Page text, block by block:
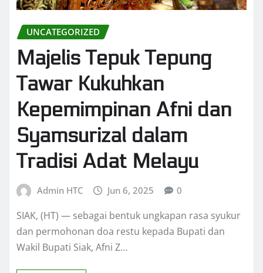
UNCATEGORIZED
Majelis Tepuk Tepung
Tawar Kukuhkan
Kepemimpinan Afni dan
Syamsurizal dalam
Tradisi Adat Melayu
Admin HTC Jun 6, 2025 0
SIAK, (HT) — sebagai bentuk ungkapan rasa syukur
dan permohonan doa restu kepada Bupati dan
Wakil Bupati Siak, Afni Z…